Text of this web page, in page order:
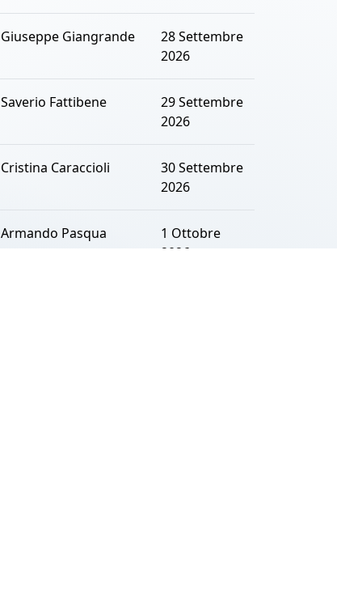
Giuseppe Giangrande
28 Settembre
2026
Saverio Fattibene
29 Settembre
2026
Cristina Caraccioli
30 Settembre
2026
Armando Pasqua
1 Ottobre
2026